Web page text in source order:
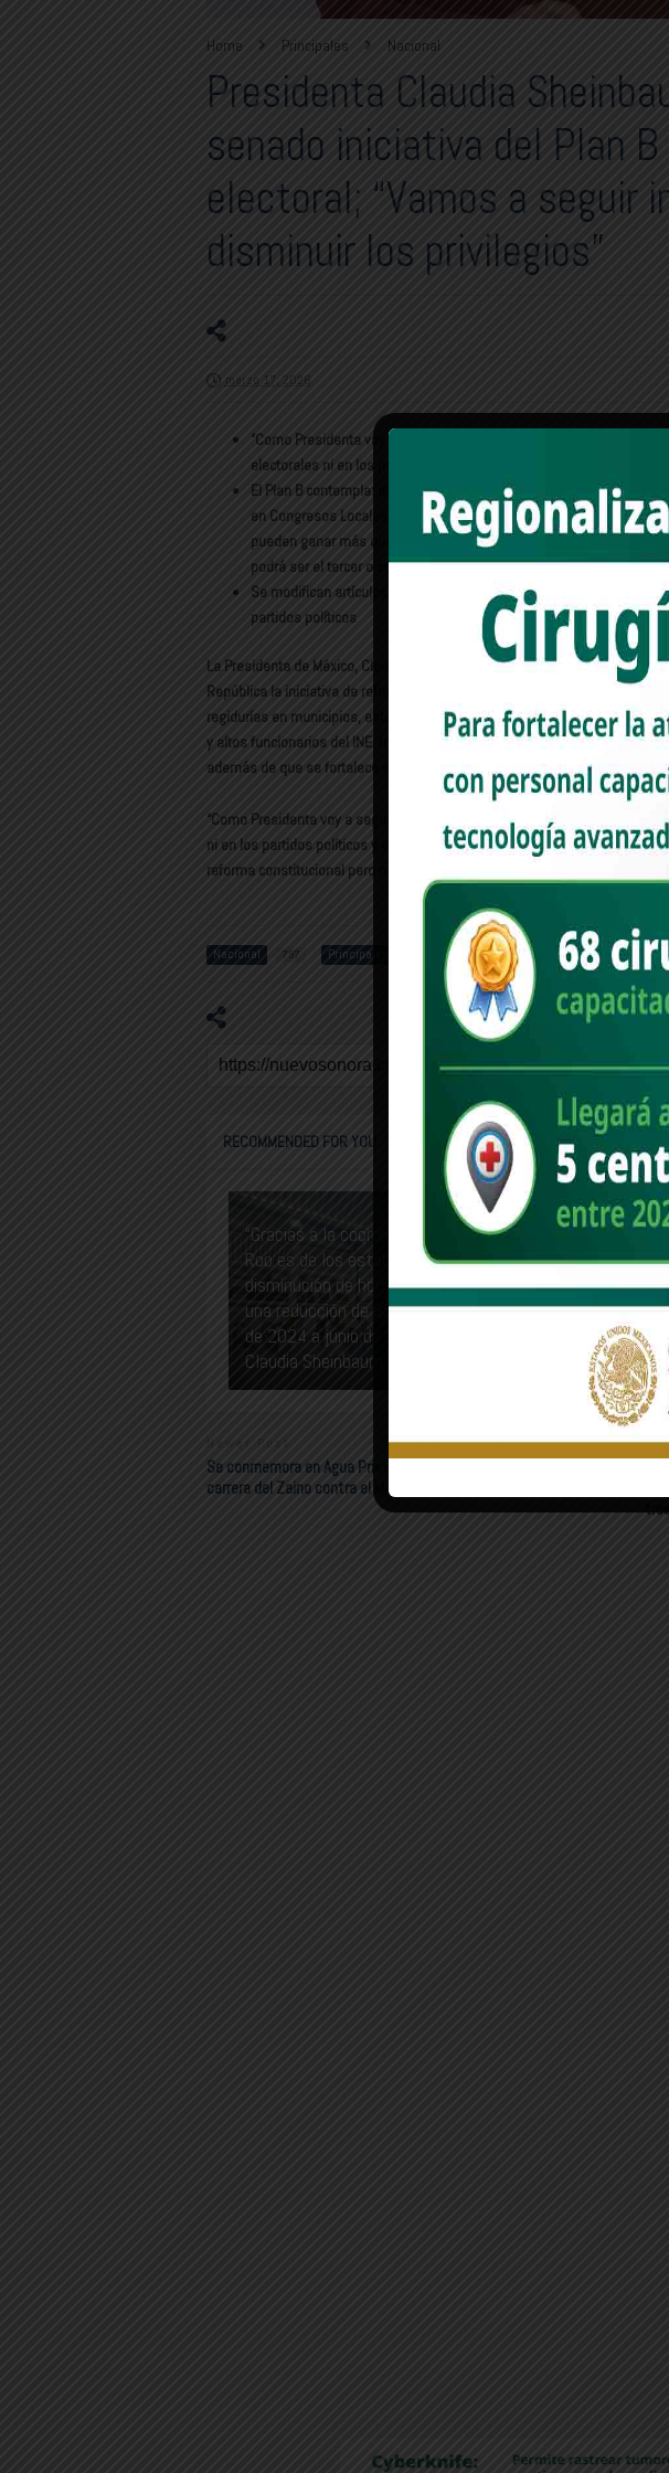
Home Principales Nacional
Presidenta Claudia
senado iniciativa del Plan
electoral; “Vamos a seguir
disminuir los privilegios”
marzo 17, 2026
“Como Presidenta voy a seguir insistiendo que es indispensable
electorales ni en los partidos políticos”, señaló
El Plan B contempla: disminuir el número de regidurías desde siete
en Congresos Locales es de 0.70%; los altos funcionarios del INE,
pueden ganar más que la Presidenta; el Senado se reducirá su
podrá ser el tercer o cuarto año de gobierno
Se modifican artículos en la Ley general de instituciones y
partidos políticos
La Presidenta de México, Claudia Sheinbaum Pardo, informó que, este
República la iniciativa de reforma constitucional que tiene como objetivo
regidurías en municipios, establecer un tope presupuestal en los
y altos funcionarios del INE, tribunales y órganos electorales no ganen
además de que se fortalece el derecho del pueblo a solicitar la revocación
“Como Presidenta voy a seguir insistiendo que es indispensable que no
ni en los partidos políticos y en el tema de los plurinominales que hay que
reforma constitucional pero no por eso uno puede dejar de decirlo”, señaló.
Nacional 797 Principales Claudia Sheinbaum 263 Plan B
RECOMMENDED FOR YOU
“Gracias a la coordinación, Quintana
Roo es de los estados con mayor
disminución de homicidios dolosos con
una reducción de 85% de septiembre
de 2024 a junio de 2026”: Presidenta
Claudia Sheinbaum
Infantil
Newer Post
Se conmemora en Agua Prieta el 69 aniversario de la
carrera del Zaino contra el Moro